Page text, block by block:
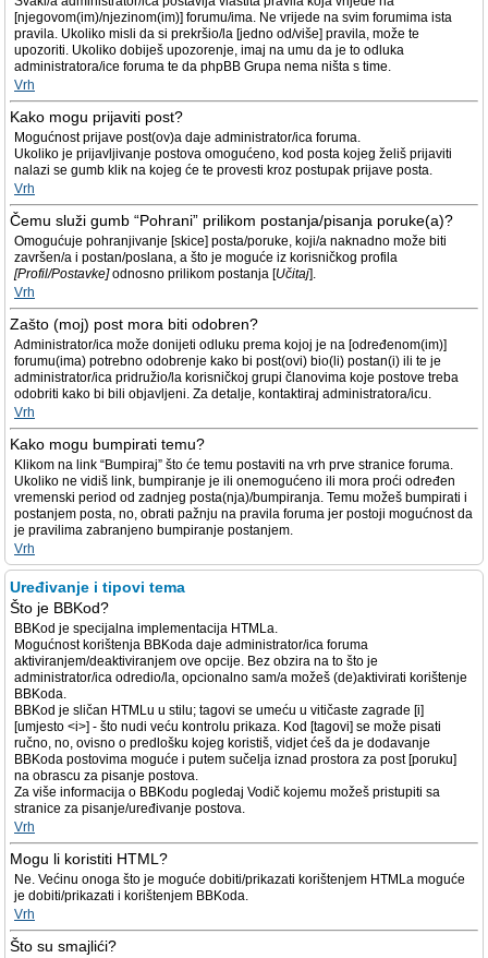
[njegovom(im)/njezinom(im)] forumu/ima. Ne vrijede na svim forumima ista
pravila. Ukoliko misli da si prekršio/la [jedno od/više] pravila, može te
upozoriti. Ukoliko dobiješ upozorenje, imaj na umu da je to odluka
administratora/ice foruma te da phpBB Grupa nema ništa s time.
Vrh
Kako mogu prijaviti post?
Mogućnost prijave post(ov)a daje administrator/ica foruma.
Ukoliko je prijavljivanje postova omogućeno, kod posta kojeg želiš prijaviti
nalazi se gumb klik na kojeg će te provesti kroz postupak prijave posta.
Vrh
Čemu služi gumb “Pohrani” prilikom postanja/pisanja poruke(a)?
Omogućuje pohranjivanje [skice] posta/poruke, koji/a naknadno može biti
završen/a i postan/poslana, a što je moguće iz korisničkog profila
[Profil/Postavke]odnosno prilikom postanja [Učitaj].
Vrh
Zašto (moj) post mora biti odobren?
Administrator/ica može donijeti odluku prema kojoj je na [određenom(im)]
forumu(ima) potrebno odobrenje kako bi post(ovi) bio(li) postan(i) ili te je
administrator/ica pridružio/la korisničkoj grupi članovima koje postove treba
odobriti kako bi bili objavljeni. Za detalje, kontaktiraj administratora/icu.
Vrh
Kako mogu bumpirati temu?
Klikom na link “Bumpiraj” što će temu postaviti na vrh prve stranice foruma.
Ukoliko ne vidiš link, bumpiranje je ili onemogućeno ili mora proći određen
vremenski period od zadnjeg posta(nja)/bumpiranja. Temu možeš bumpirati i
postanjem posta, no, obrati pažnju na pravila foruma jer postoji mogućnost da
je pravilima zabranjeno bumpiranje postanjem.
Vrh
Uređivanje i tipovi tema
Što je BBKod?
BBKod je specijalna implementacija HTMLa.
Mogućnost korištenja BBKoda daje administrator/ica foruma
aktiviranjem/deaktiviranjem ove opcije. Bez obzira na to što je
administrator/ica odredio/la, opcionalno sam/a možeš (de)aktivirati korištenje
BBKoda.
BBKod je sličan HTMLu u stilu; tagovi se umeću u vitičaste zagrade [i]
[umjesto <i>] - što nudi veću kontrolu prikaza. Kod [tagovi] se može pisati
ručno, no, ovisno o predlošku kojeg koristiš, vidjet ćeš da je dodavanje
BBKoda postovima moguće i putem sučelja iznad prostora za post [poruku]
na obrascu za pisanje postova.
Za više informacija o BBKodu pogledaj Vodič kojemu možeš pristupiti sa
stranice za pisanje/uređivanje postova.
Vrh
Mogu li koristiti HTML?
Ne. Većinu onoga što je moguće dobiti/prikazati korištenjem HTMLa moguće
je dobiti/prikazati i korištenjem BBKoda.
Vrh
Što su smajlići?